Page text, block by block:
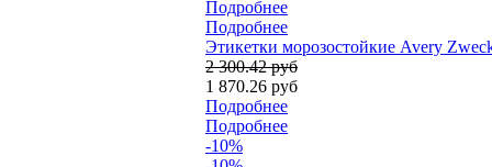
Подробнее
Подробнее
Этикетки морозостойкие Avery
2 300.42 руб
1 870.26 руб
Подробнее
Подробнее
-10%